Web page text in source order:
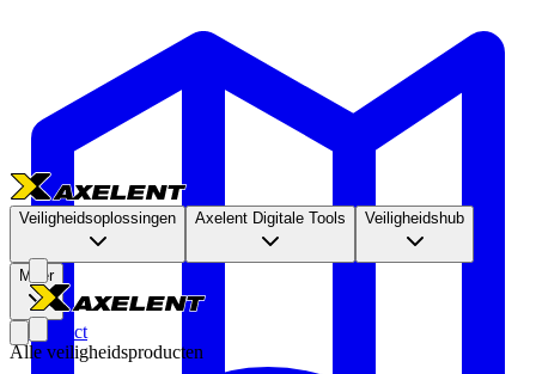
Veiligheidsoplossingen Axelent Digitale Tools Veiligheidshub
Meer
Contact
Alle veiligheidsproducten